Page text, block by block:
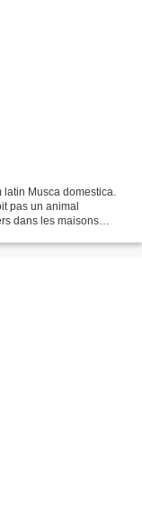
Musca domestica.
pas un animal
dans les maisons